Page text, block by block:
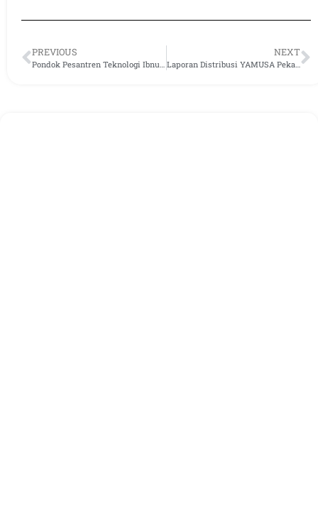
PREVIOUS
Pondok Pesantren Teknologi Ibnu Sabil di Serang Banten Terima Tebar Beras YAMUSA
NEXT
Laporan Distribusi YAMUSA Pekan 1 Agustus 2024